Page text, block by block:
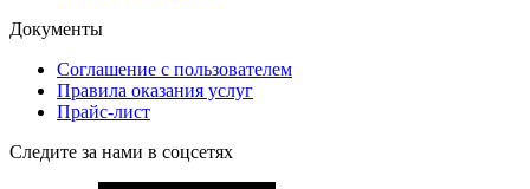
Документы
Соглашение с пользователем
Правила оказания услуг
Прайс-лист
Следите за нами в соцсетях